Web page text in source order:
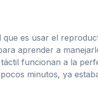
es usar el
aprender a
funcionan a la
minutos, ya